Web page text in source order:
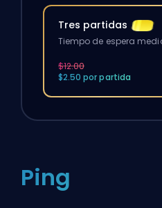
Tres partidas
Tiempo de espera
$12.00
$2.50 por partida
Ping